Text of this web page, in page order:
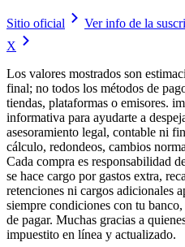
Sitio oficial Ver info de la
X
Los valores mostrados son
final; no todos los métodos de
tiendas, plataformas o emisores.
informativa para ayudarte a
asesoramiento legal, contable ni
cálculo, redondeos, cambios
Cada compra es responsabilidad
se hace cargo por gastos extra,
retenciones ni cargos adicionales
siempre condiciones con tu
de pagar. Muchas gracias a
impuestito en línea y actualizado.